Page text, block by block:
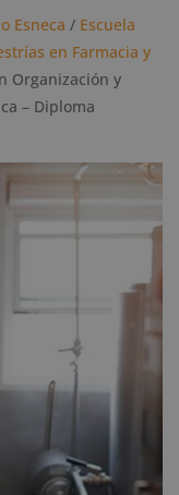
Esneca / Escuela
en Farmacia y
Organización y
– Diploma